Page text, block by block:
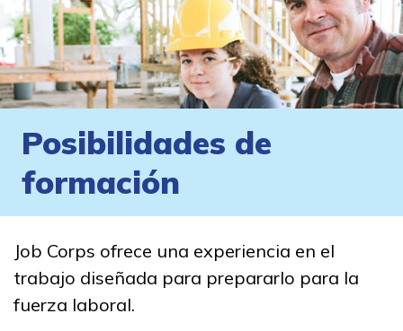
Posibilidades de
formación
Job Corps ofrece una experiencia en el
trabajo diseñada para prepararlo para la
fuerza laboral.